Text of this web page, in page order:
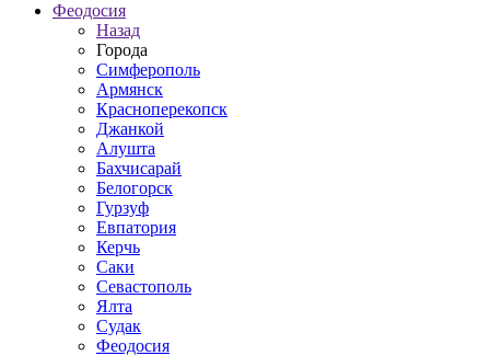
Феодосия
Назад
Города
Симферополь
Армянск
Красноперекопск
Джанкой
Алушта
Бахчисарай
Белогорск
Гурзуф
Евпатория
Керчь
Саки
Севастополь
Ялта
Судак
Феодосия